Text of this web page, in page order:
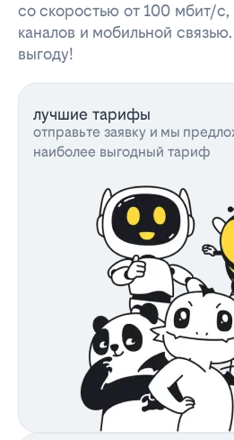
со скоростью от 100 мбит/
каналов и мобильной
выгоду!
лучшие тарифы
отправьте заявку и мы
наиболее выгодный тариф